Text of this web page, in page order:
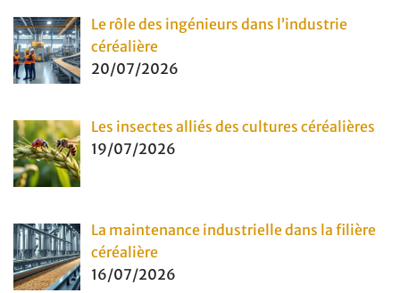
Le rôle des ingénieurs dans l’industrie
céréalière
20/07/2026
Les insectes alliés des cultures céréalières
19/07/2026
La maintenance industrielle dans la filière
céréalière
16/07/2026